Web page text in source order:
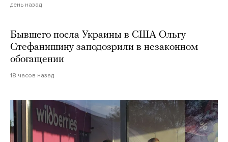
день назад
Бывшего посла Украины в США Ольгу
Стефанишину заподозрили в незаконном
обогащении
18 часов назад